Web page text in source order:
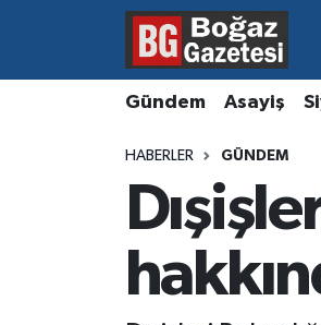
Gündem Asayiş
HABERLER GÜNDEM
Asayiş
Gündem
Hava Durumu
Süper Lig Puan Durumu ve
Tüm Manşetler